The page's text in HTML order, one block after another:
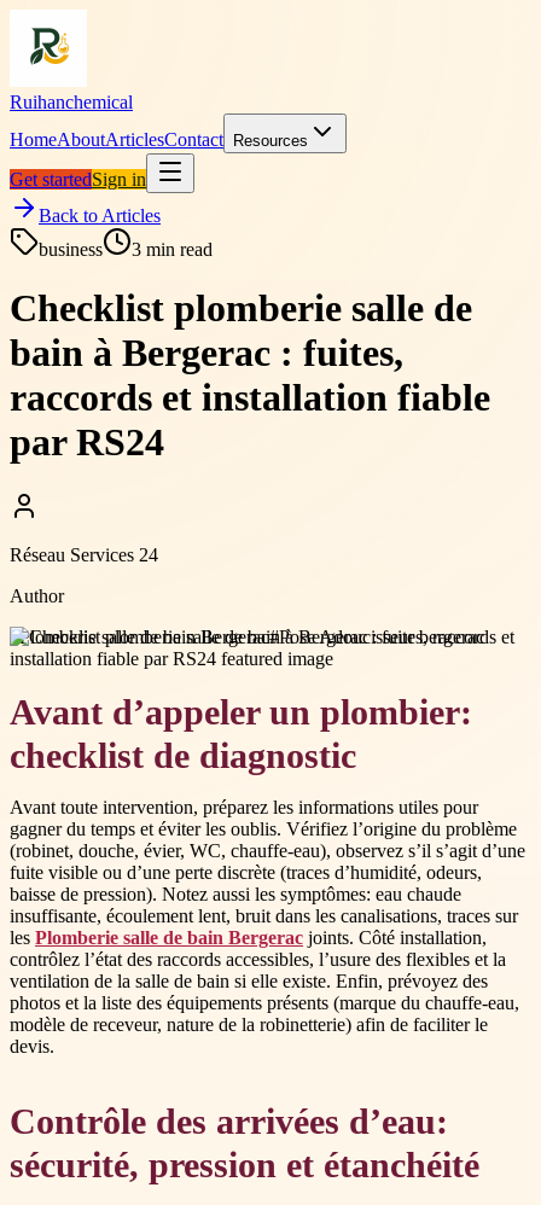
Ruihanchemical
HomeAboutArticlesContact Resources
Get startedSign in
Back to Articles
business
3 min read
Checklist plomberie salle de
bain à Bergerac : fuites,
raccords et installation fiable
par RS24
Réseau Services 24
Author
#Plomberie salle de bain Bergerac#Pose Adoucisseur bergerac
Avant d’appeler un plombier:
checklist de diagnostic
Avant toute intervention, préparez les informations utiles pour
gagner du temps et éviter les oublis. Vérifiez l’origine du problème
(robinet, douche, évier, WC, chauffe-eau), observez s’il s’agit d’une
fuite visible ou d’une perte discrète (traces d’humidité, odeurs,
baisse de pression). Notez aussi les symptômes: eau chaude
insuffisante, écoulement lent, bruit dans les canalisations, traces sur
les Plomberie salle de bain Bergerac joints. Côté installation,
contrôlez l’état des raccords accessibles, l’usure des flexibles et la
ventilation de la salle de bain si elle existe. Enfin, prévoyez des
photos et la liste des équipements présents (marque du chauffe-eau,
modèle de receveur, nature de la robinetterie) afin de faciliter le
devis.
Contrôle des arrivées d’eau:
sécurité, pression et étanchéité